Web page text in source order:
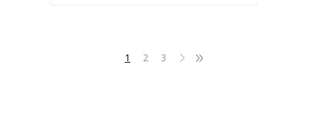
1 2 3